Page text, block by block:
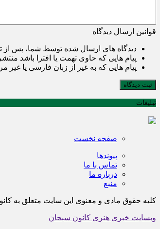
قوانین ارسال دیدگاه
دیدگاه های ارسال شده توسط شما، پس از
پیام هایی که حاوی تهمت یا افترا باشد
پیام هایی که به غیر از زبان فارسی یا غیر
ثبت دیدگاه
تبلیغات
صفحه نخست
پیوندها
تماس با ما
درباره ما
منبع
کلیه حقوق مادی و معنوی این سایت متعلق به
وبسایت خبری هنری کانون سبحان